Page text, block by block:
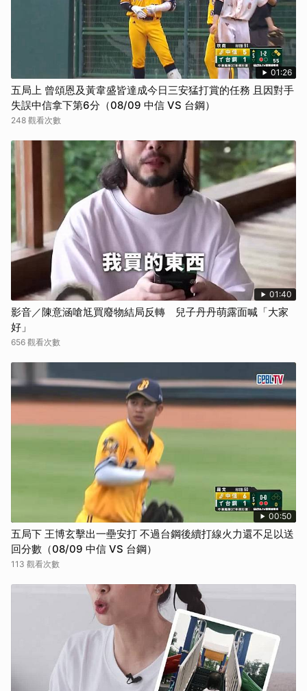
01:26
五局上 曾頌恩及黃韋盛皆達成今日三安猛打賞的任務 且因對手
失誤中信拿下第6分（08/09 中信 VS 台鋼）
248 觀看次數
01:40
影音／陳意涵嗆尪買廢物結局反轉 兒子丹丹萌露面喊「大家
好」
656 觀看次數
00:50
五局下 王博玄擊出一壘安打 不過台鋼後續打線火力還不足以送
回分數（08/09 中信 VS 台鋼）
113 觀看次數